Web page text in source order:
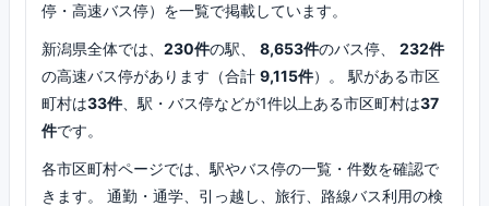
停・高速バス停）を一覧で掲載しています。
新潟県全体では、 230件の駅、 8,653件のバス停、 232件
の高速バス停があります（合計 9,115件）。 駅がある市区
町村は33件 、駅・バス停などが1件以上ある市区町村は37
件です。
各市区町村ページでは、駅やバス停の一覧・件数を確認で
きます。 通勤・通学、引っ越し、旅行、路線バス利用の検